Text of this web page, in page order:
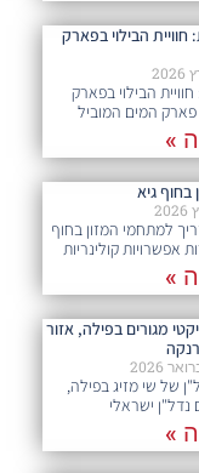
הבילוי בפארק
הבילוי בפארק
פארק המים המוביל
»
גיא
למתחמי המזון בחוף
אפשרויות קולינריות
»
מגורים בפילה, אזור
של שי מזיג בפילה,
נדל"ן ישראלי
»